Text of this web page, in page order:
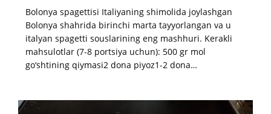
Bolonya spagettisi Italiyaning shimolida joylashgan
Bolonya shahrida birinchi marta tayyorlangan va u
italyan spagetti souslarining eng mashhuri. Kerakli
mahsulotlar (7-8 portsiya uchun): 500 gr mol
go‘shtining qiymasi2 dona piyoz1-2 dona…